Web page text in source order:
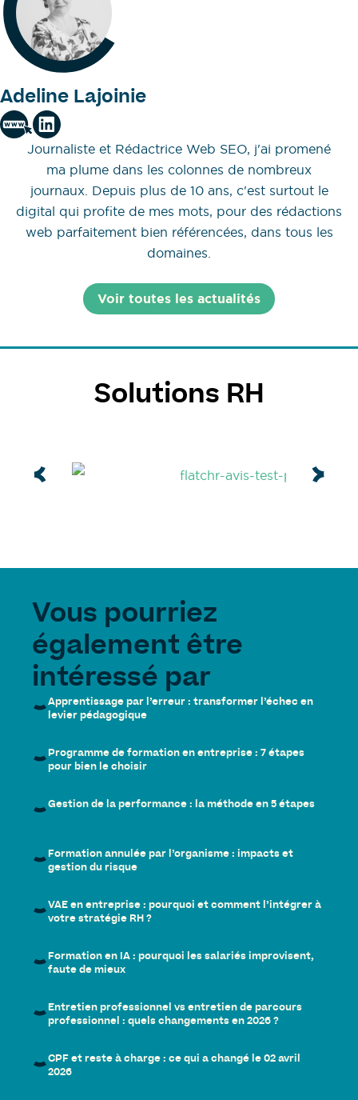
Adeline Lajoinie
Journaliste et Rédactrice Web SEO, j'ai promené
ma plume dans les colonnes de nombreux
journaux. Depuis plus de 10 ans, c'est surtout le
digital qui profite de mes mots, pour des rédactions
web parfaitement bien référencées, dans tous les
domaines.
Voir toutes les actualités
Solutions RH
Vous pourriez
également être
intéressé par
Apprentissage par l’erreur : transformer l’échec en
levier pédagogique
Programme de formation en entreprise : 7 étapes
pour bien le choisir
Gestion de la performance : la méthode en 5 étapes
Formation annulée par l’organisme : impacts et
gestion du risque
VAE en entreprise : pourquoi et comment l’intégrer à
votre stratégie RH ?
Formation en IA : pourquoi les salariés improvisent,
faute de mieux
Entretien professionnel vs entretien de parcours
professionnel : quels changements en 2026 ?
CPF et reste à charge : ce qui a changé le 02 avril
2026